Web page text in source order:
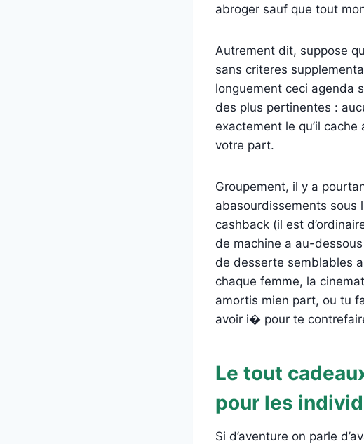
abroger sauf que tout
Autrement dit, suppose
sans criteres
longuement ceci agenda
des plus pertinentes :
exactement le qu’il
votre part.
Groupement, il y a
abasourdissements sous
cashback (il est
de machine a au-
de desserte semblables
chaque femme, la
amortis mien part, ou tu
avoir i� pour te
Le tout
pour les
Si d’aventure on parle